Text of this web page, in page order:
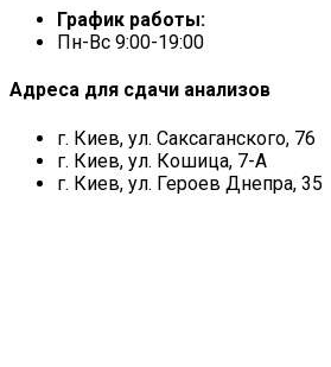
График работы:
Пн-Вс 9:00-19:00
Адреса для сдачи анализов
г. Киев, ул. Саксаганского, 76
г. Киев, ул. Кошица, 7-А
г. Киев, ул. Героев Днепра, 35